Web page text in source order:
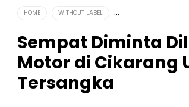
HOME WITHOUT LABEL
Sempat Diminta
Motor di Cikarang
Tersangka